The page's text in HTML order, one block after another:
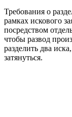
Требования о
рамках искового
посредством
чтобы развод
разделить два
затянуться.